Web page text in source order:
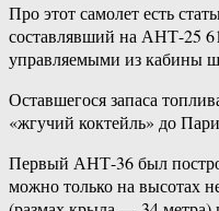
Про этот самолет есть
составлявший на АНТ-25
управляемыми из кабины
Оставшегося запаса
«жгучий коктейль» до
Первый АНТ-36 был
можно только на высотах